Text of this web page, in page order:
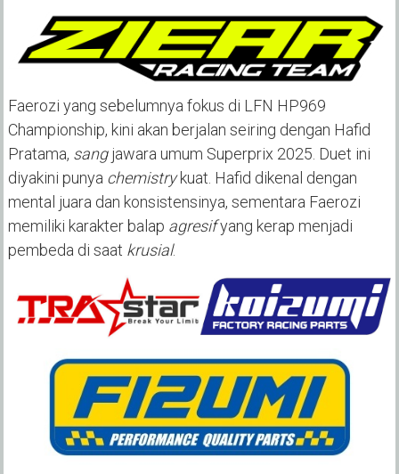
Faerozi yang sebelumnya fokus di LFN HP969
Championship, kini akan berjalan seiring dengan Hafid
Pratama, sangjawara umum Superprix 2025. Duet ini
diyakini punyachemistrykuat. Hafid dikenal dengan
mental juara dan konsistensinya, sementara Faerozi
memiliki karakter balap agresifyang kerap menjadi
pembeda di saat krusial.